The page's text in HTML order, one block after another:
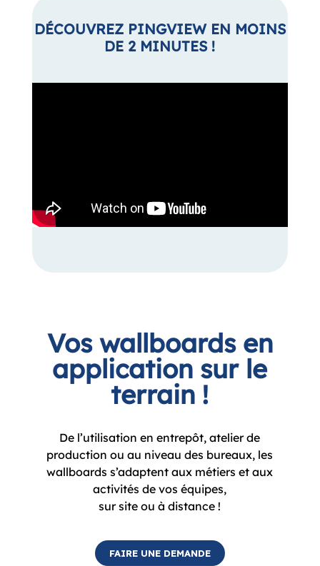
Vos wallboards en
De l’utilisation en entrepôt, atelier de
production ou au niveau des bureaux, les
wallboards s’adaptent aux métiers et aux
sur site ou à distance !
FAIRE UNE DEMANDE